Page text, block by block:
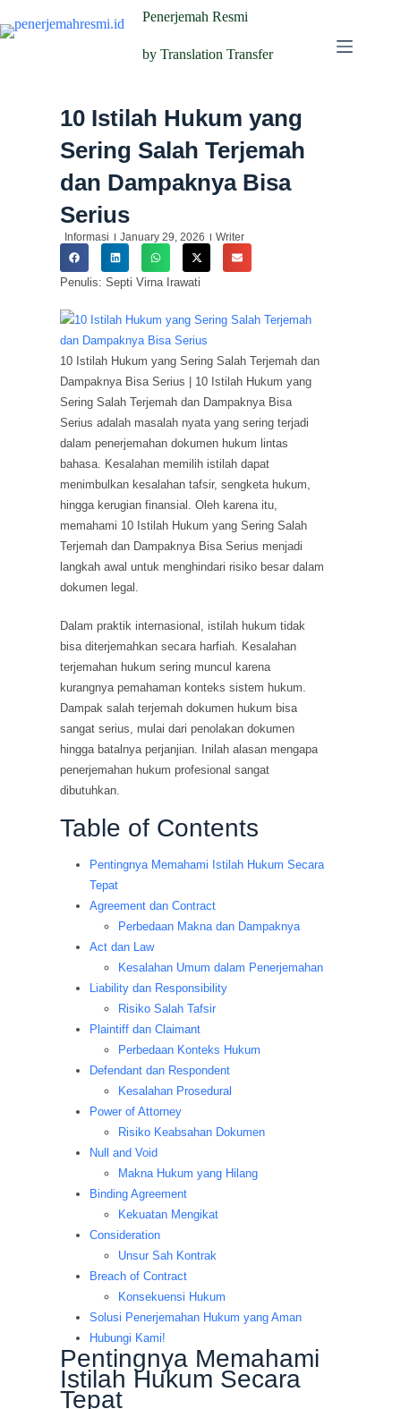
Penerjemah Resmi
by Translation Transfer
10 Istilah Hukum yang
Sering Salah Terjemah
dan Dampaknya Bisa
Serius
Informasi January 29, 2026 Writer
Penulis: Septi Virna Irawati
10 Istilah Hukum yang Sering Salah Terjemah dan
Dampaknya Bisa Serius | 10 Istilah Hukum yang
Sering Salah Terjemah dan Dampaknya Bisa
Serius adalah masalah nyata yang sering terjadi
dalam penerjemahan dokumen hukum lintas
bahasa. Kesalahan memilih istilah dapat
menimbulkan kesalahan tafsir, sengketa hukum,
hingga kerugian finansial. Oleh karena itu,
memahami 10 Istilah Hukum yang Sering Salah
Terjemah dan Dampaknya Bisa Serius menjadi
langkah awal untuk menghindari risiko besar dalam
dokumen legal.
Dalam praktik internasional, istilah hukum tidak
bisa diterjemahkan secara harfiah. Kesalahan
terjemahan hukum sering muncul karena
kurangnya pemahaman konteks sistem hukum.
Dampak salah terjemah dokumen hukum bisa
sangat serius, mulai dari penolakan dokumen
hingga batalnya perjanjian. Inilah alasan mengapa
penerjemahan hukum profesional sangat
dibutuhkan.
Table of Contents
Pentingnya Memahami Istilah Hukum Secara
Tepat
Agreement dan Contract
Perbedaan Makna dan Dampaknya
Act dan Law
Kesalahan Umum dalam Penerjemahan
Liability dan Responsibility
Risiko Salah Tafsir
Plaintiff dan Claimant
Perbedaan Konteks Hukum
Defendant dan Respondent
Kesalahan Prosedural
Power of Attorney
Risiko Keabsahan Dokumen
Null and Void
Makna Hukum yang Hilang
Binding Agreement
Kekuatan Mengikat
Consideration
Unsur Sah Kontrak
Breach of Contract
Konsekuensi Hukum
Solusi Penerjemahan Hukum yang Aman
Hubungi Kami!
Pentingnya Memahami
Istilah Hukum Secara
Tepat